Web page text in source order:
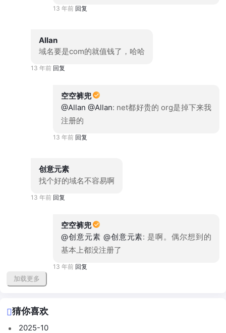
13 年前 回复
Allan
域名要是com的就值钱了，哈哈
13 年前 回复
空空裤兜
@Allan @Allan: net都好贵的 org是掉下来我
注册的
13 年前 回复
创意元素
找个好的域名不容易啊
13 年前 回复
空空裤兜
@创意元素 @创意元素: 是啊。偶尔想到的
基本上都没注册了
13 年前 回复
加载更多
猜你喜欢
2025-10